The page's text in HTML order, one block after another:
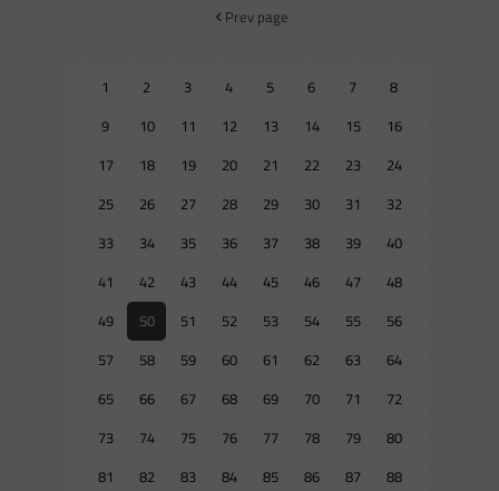
Prev page
1 2 3 4 5 6 7
8
9
10 11 12 13 14 15
16
17
18 19 20 21 22 23
24
25
26 27 28 29 30 31
32
33
34 35 36 37 38 39
40
41
42 43 44 45 46 47
48
49
50 51 52 53 54 55
56
57
58 59 60 61 62 63
64
65
66 67 68 69 70 71
72
73
74 75 76 77 78 79
80
81
82 83 84 85 86 87
88